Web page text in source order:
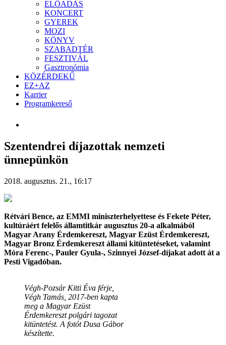
ELŐADÁS
KONCERT
GYEREK
MOZI
KÖNYV
SZABADTÉR
FESZTIVÁL
Gasztronómia
KÖZÉRDEKŰ
EZ+AZ
Karrier
Programkereső
Szentendrei díjazottak nemzeti
ünnepünkön
2018. augusztus. 21., 16:17
Rétvári Bence, az EMMI miniszterhelyettese és Fekete Péter,
kultúráért felelős államtitkár augusztus 20-a alkalmából
Magyar Arany Érdemkereszt, Magyar Ezüst Érdemkereszt,
Magyar Bronz Érdemkereszt állami kitüntetéseket, valamint
Móra Ferenc-, Pauler Gyula-, Szinnyei József-díjakat adott át a
Pesti Vigadóban.
Végh-Pozsár Kitti Éva férje,
Végh Tamás, 2017-ben kapta
meg a Magyar Ezüst
Érdemkereszt polgári tagozat
kitüntetést. A fotót Dusa Gábor
készítette.